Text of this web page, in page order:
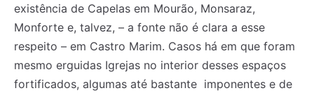
existência de Capelas em Mourão, Monsaraz,
Monforte e, talvez, – a fonte não é clara a esse
respeito – em Castro Marim. Casos há em que foram
mesmo erguidas Igrejas no interior desses espaços
fortificados, algumas até bastante imponentes e de